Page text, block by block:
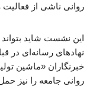
روانی ناشی از
این نشست شاید
نهادهای رسانه‌ای در
خبرنگاران «ماشین
روانی جامعه را نیز